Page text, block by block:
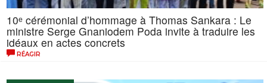
10ᵉ cérémonial d’hommage à Thomas Sankara : Le
ministre Serge Gnaniodem Poda invite à traduire les
idéaux en actes concrets
RÉAGIR